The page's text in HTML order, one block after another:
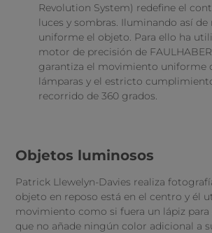
Revolution System) redefine el
luces y sombras. Iluminando así de
uniforme el objeto. Para ello ha
motor de precisión de
garantiza el movimiento uniforme
lámparas y el estricto
recorrido de 360 grados.
Objetos luminosos
Patrick Llewelyn-Davies realiza
objeto en reposo está en el centro y él
movimiento como si fuera un lápiz para
que no añade ningún color adicional a